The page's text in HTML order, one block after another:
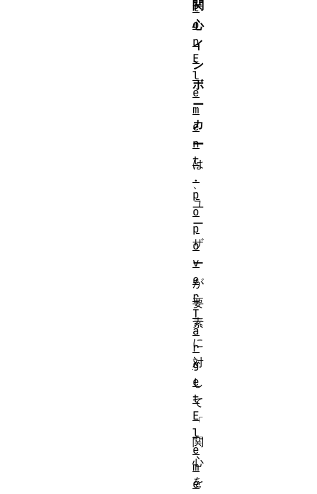
関
心
イ
ン
ボ
ー
カ
ー
は
、
ユ
ー
ザ
ー
が
要
素
に
対
し
て
「
関
心
を
t
o
n
E
l
e
m
e
n
t
.
p
o
p
o
v
e
r
T
a
r
g
e
t
E
l
e
m
e